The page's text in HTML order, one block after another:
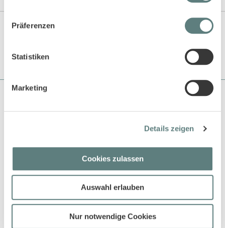
Präferenzen
Statistiken
Marketing
Details zeigen
Cookies zulassen
Auswahl erlauben
Nur notwendige Cookies
und beliefert bereits seit über 18 Jahren den EInzelhandel und
Produkten.